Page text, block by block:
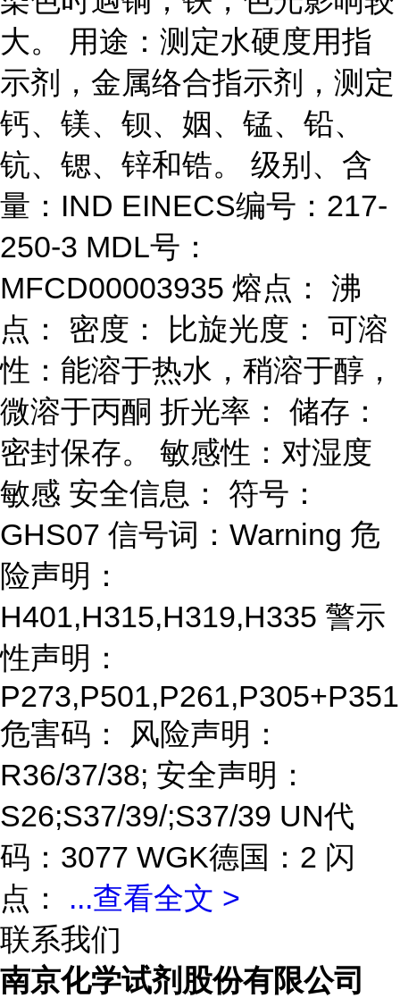
大。 用途：测定水硬度用指
示剂，金属络合指示剂，测定
钙、镁、钡、姻、锰、铅、
钪、锶、锌和锆。 级别、含
量：IND EINECS编号：217-
250-3 MDL号：
MFCD00003935 熔点： 沸
点： 密度： 比旋光度： 可溶
性：能溶于热水，稍溶于醇，
微溶于丙酮 折光率： 储存：
密封保存。 敏感性：对湿度
敏感 安全信息： 符号：
GHS07 信号词：Warning 危
险声明：
H401,H315,H319,H335 警示
性声明：
危害码： 风险声明：
R36/37/38; 安全声明：
S26;S37/39/;S37/39 UN代
码：3077 WGK德国：2 闪
点： ...查看全文 >
联系我们
南京化学试剂股份有限公司